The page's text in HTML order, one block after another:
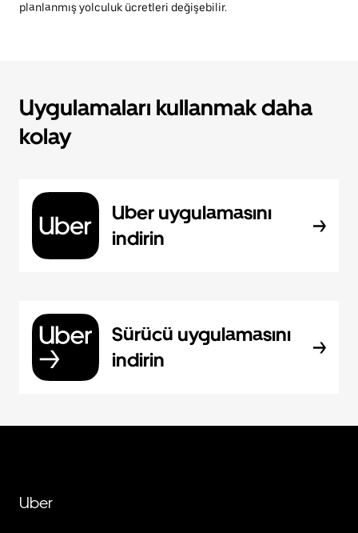
planlanmış yolculuk ücretleri değişebilir.
Uygulamaları kullanmak daha
kolay
Uber uygulamasını
indirin
Sürücü uygulamasını
indirin
Uber